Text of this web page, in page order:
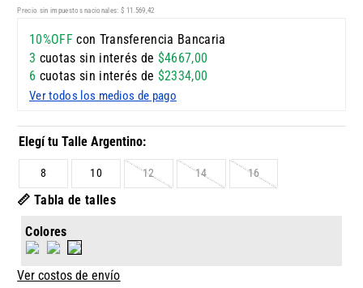
Precio sin impuestos nacionales: $ 11.569,42
10%OFFcon Transferencia Bancaria
3 cuotas sin interés de $4667,00
6 cuotas sin interés de $2334,00
Ver todos los medios de pago
8 10 12 14 16
📏 Tabla de talles
Colores
Ver costos de envío